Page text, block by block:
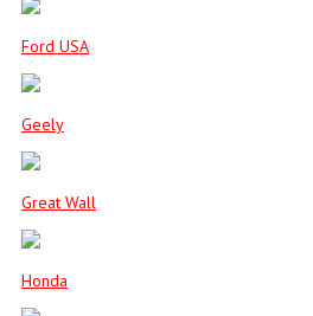
Ford USA
Geely
Great Wall
Honda